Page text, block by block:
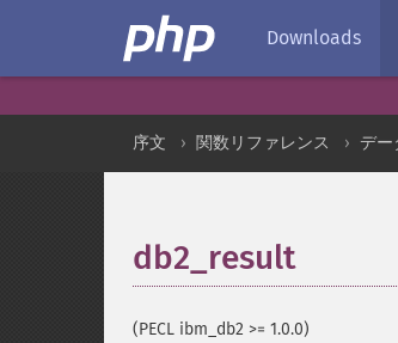
Downloads
序文 関数リファレンス デー
db2_result
(PECL ibm_db2 >= 1.0.0)